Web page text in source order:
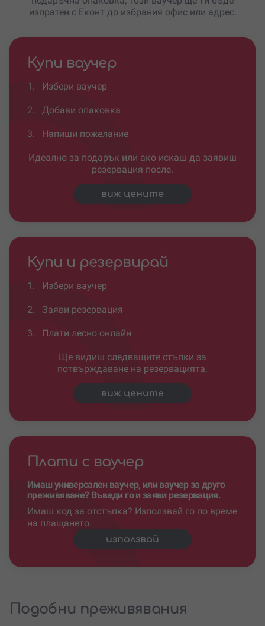
изпратен с Еконт до избрания офис или адрес.
Купи ваучер
1. Избери ваучер
2. Добави опаковка
3. Напиши пожелание
Идеално за подарък или ако искаш да заявиш
резервация после.
виж цените
Купи и резервирай
1. Избери ваучер
2. Заяви резервация
3. Плати лесно онлайн
Ще видиш следващите стъпки за
потвърждаване на резервацията.
виж цените
Плати с ваучер
Имаш универсален ваучер, или ваучер за друго
преживяване? Въведи го и заяви резервация.
Имаш код за отстъпка? Използвай го по време
на плащането.
използвай
Подобни преживявания